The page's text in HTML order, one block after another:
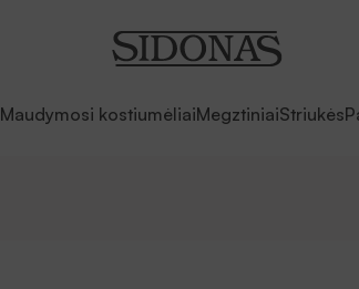
Maudymosi kostiumėliaiMegztiniaiStriukės